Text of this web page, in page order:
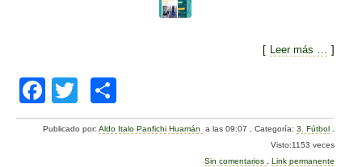
[ Leer más … ]
F
a
wi
tt
o
m
Publicado por:Aldo Italo Panfichi Huamán a las 09:07 .Categoría:3. Fútbol
Visto:1153 veces
Sin comentarios
Link permanente